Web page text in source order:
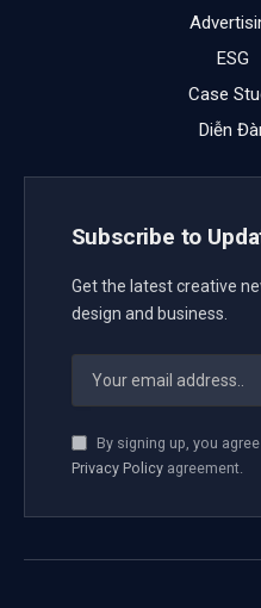
ESG
Case
Diễn
Subscribe to
Get the latest creative
design and business.
By signing up, you
Privacy Policyagreement.